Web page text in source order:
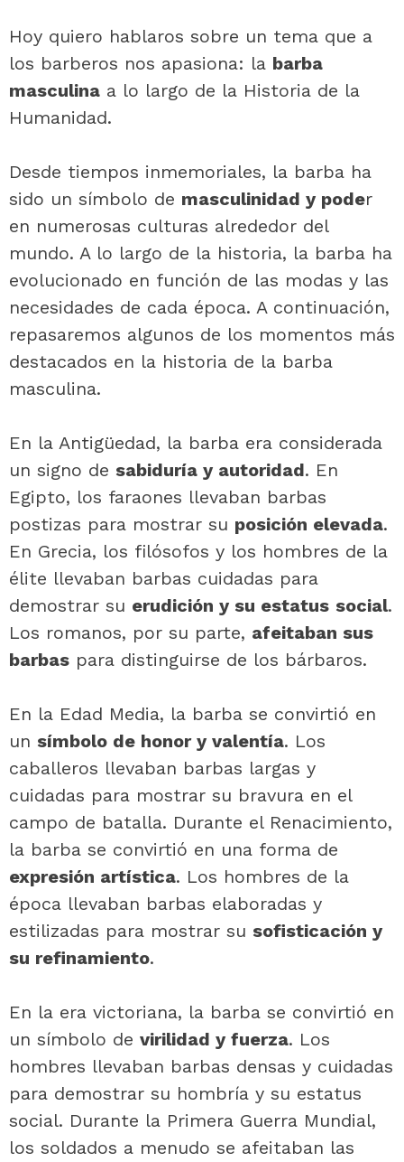
Hoy quiero hablaros sobre un tema que a
los barberos nos apasiona: la barba
masculina a lo largo de la Historia de la
Humanidad.
Desde tiempos inmemoriales, la barba ha
sido un símbolo de masculinidad y poder
en numerosas culturas alrededor del
mundo. A lo largo de la historia, la barba ha
evolucionado en función de las modas y las
necesidades de cada época. A continuación,
repasaremos algunos de los momentos más
destacados en la historia de la barba
masculina.
En la Antigüedad, la barba era considerada
un signo de sabiduría y autoridad. En
Egipto, los faraones llevaban barbas
postizas para mostrar su posición elevada.
En Grecia, los filósofos y los hombres de la
élite llevaban barbas cuidadas para
demostrar su erudición y su estatus social.
Los romanos, por su parte, afeitaban sus
barbas para distinguirse de los bárbaros.
En la Edad Media, la barba se convirtió en
un símbolo de honor y valentía. Los
caballeros llevaban barbas largas y
cuidadas para mostrar su bravura en el
campo de batalla. Durante el Renacimiento,
la barba se convirtió en una forma de
expresión artística. Los hombres de la
época llevaban barbas elaboradas y
estilizadas para mostrar su sofisticación y
su refinamiento.
En la era victoriana, la barba se convirtió en
un símbolo de virilidad y fuerza. Los
hombres llevaban barbas densas y cuidadas
para demostrar su hombría y su estatus
social. Durante la Primera Guerra Mundial,
los soldados a menudo se afeitaban las